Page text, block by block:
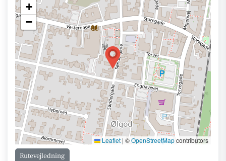
+
−
Leaflet | ©OpenStreetMapcontributors
Rutevejledning